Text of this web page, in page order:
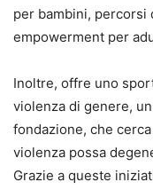
per bambini,
empowerment per
Inoltre, offre uno
violenza di genere,
fondazione, che
violenza possa
Grazie a queste